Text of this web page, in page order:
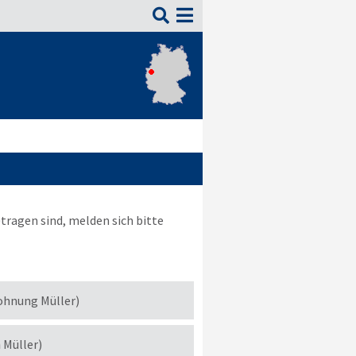

sind, melden sich bitte
Müller)
Müller)